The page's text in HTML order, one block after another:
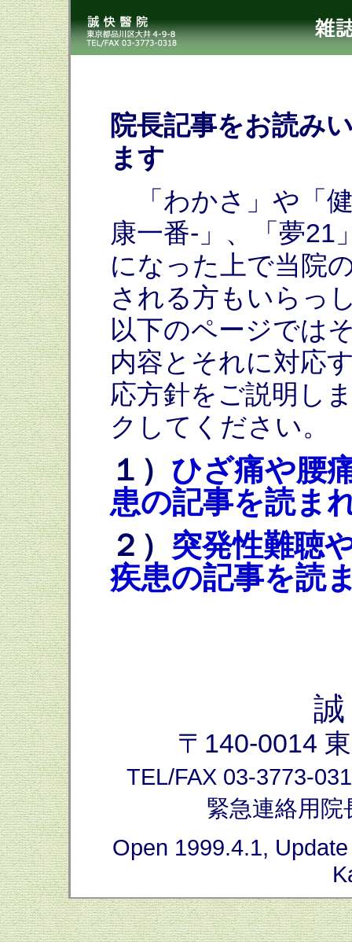
院長記事をお読み
ます
「わかさ」や「
康一番-」、「夢21
になった上で当院
される方もいらっ
以下のページでは
内容とそれに対応
応方針をご説明し
クしてください。
１） ひざ痛や腰
患の記事を読ま
２） 突発性難聴
疾患の記事を読
誠
〒140-0014
TEL/FAX 03-3773-
緊急連絡用院
Open 1999.4.1,